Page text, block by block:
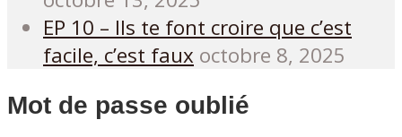
EP 10 – Ils te font croire que c’est
facile, c’est faux octobre 8, 2025
Mot de passe oublié